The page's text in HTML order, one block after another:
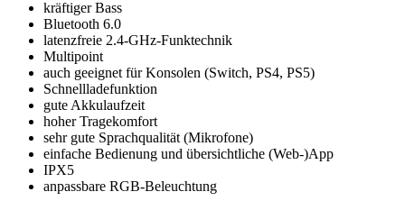
kräftiger Bass
Bluetooth 6.0
latenzfreie 2.4-GHz-Funktechnik
Multipoint
auch geeignet für Konsolen (Switch, PS4, PS5)
Schnellladefunktion
gute Akkulaufzeit
hoher Tragekomfort
sehr gute Sprachqualität (Mikrofone)
einfache Bedienung und übersichtliche (Web-)App
IPX5
anpassbare RGB-Beleuchtung